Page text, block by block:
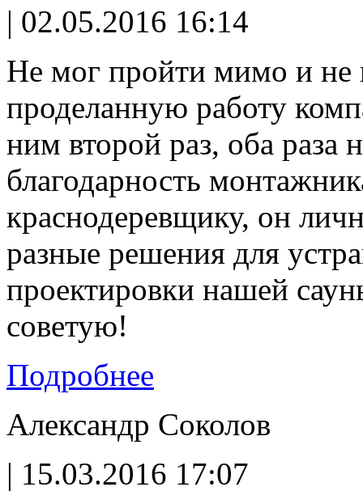
| 02.05.2016 16:14
Не мог пройти мимо и не
проделанную работу
ним второй раз, оба раза
благодарность
краснодеревщику, он
разные решения для
проектировки нашей
советую!
Подробнее
Александр Соколов
| 15.03.2016 17:07